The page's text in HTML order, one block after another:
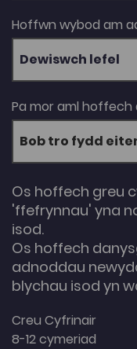
Hoffwn wybod am
Dewiswch lefel
Pa mor aml hoffech
Os hoffech greu
'ffefrynnau' yna
isod.
Os hoffech
adnoddau
blychau isod yn
Creu Cyfrinair
8-12 cymeriad